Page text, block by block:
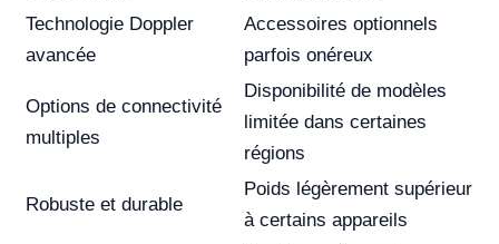
Technologie Doppler
avancée
Accessoires optionnels
parfois onéreux
Options de connectivité
multiples
Disponibilité de modèles
limitée dans certaines
régions
Robuste et durable
Poids légèrement supérieur
à certains appareils